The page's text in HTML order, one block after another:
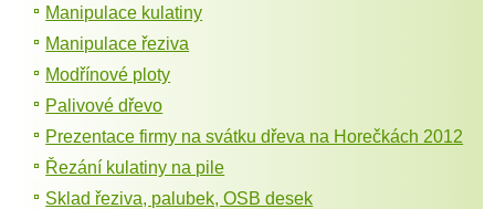
Manipulace kulatiny
Manipulace řeziva
Modřínové ploty
Palivové dřevo
Prezentace firmy na svátku dřeva na Horečkách 2012
Řezání kulatiny na pile
Sklad řeziva, palubek, OSB desek